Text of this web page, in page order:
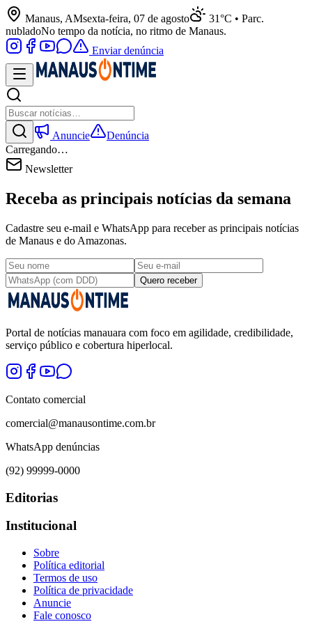
Manaus, AMsexta-feira, 07 de agosto
31°C • Parc.
nubladoNo tempo da notícia, no ritmo de Manaus.
Enviar denúncia
Anuncie
Denúncia
Carregando…
Newsletter
Receba as principais notícias da semana
Cadastre seu e-mail e WhatsApp para receber as principais notícias
de Manaus e do Amazonas.
Quero receber
Portal de notícias manauara com foco em agilidade, credibilidade,
serviço público e cobertura hiperlocal.
Contato comercial
comercial@manausontime.com.br
WhatsApp denúncias
(92) 99999-0000
Editorias
Institucional
Sobre
Política editorial
Termos de uso
Política de privacidade
Anuncie
Fale conosco